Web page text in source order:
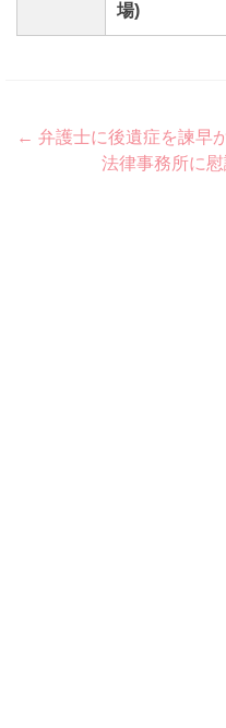
場)
Post
navigation
← 弁護士に後遺症を諫早
法律事務所に